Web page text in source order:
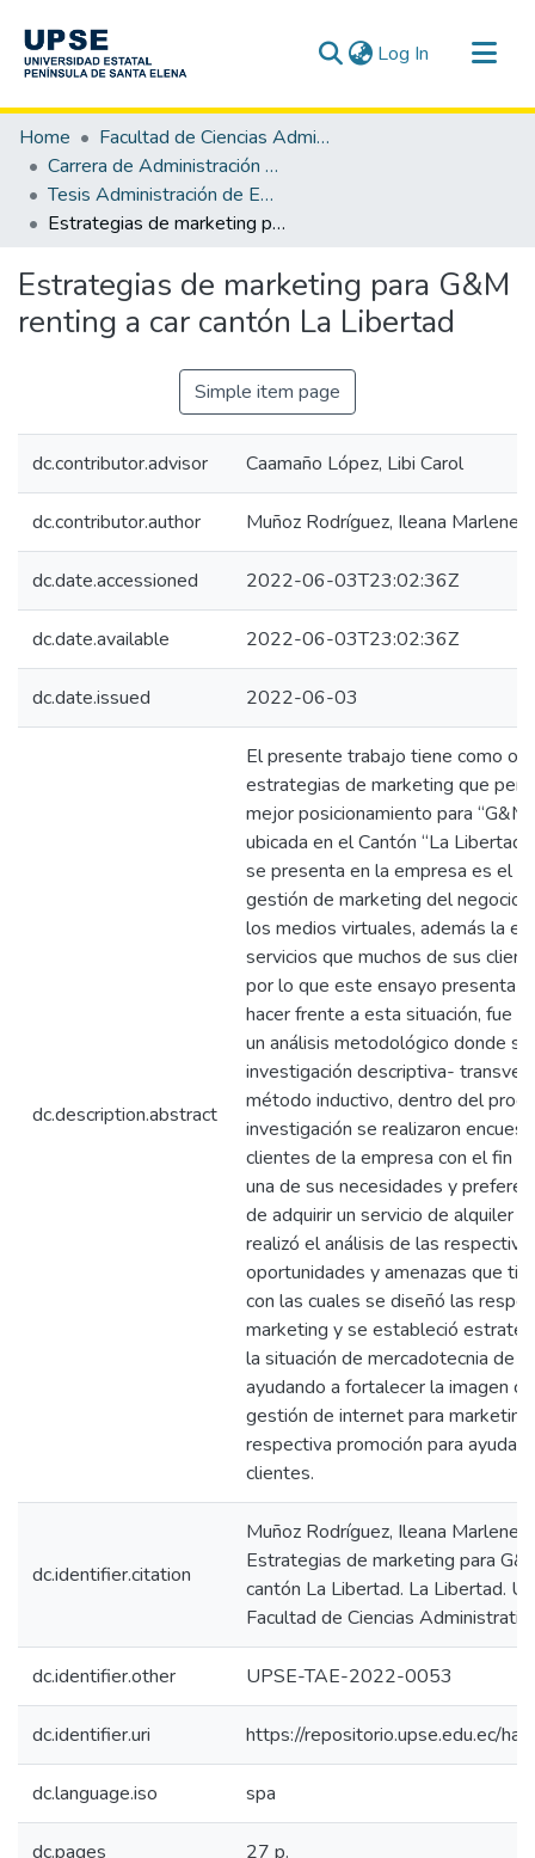
Log In (current)
Communities & Collections
All of DSpace
Statistics
Home
Facultad de Ciencias Administrativas
Carrera de Administración de Empresas
Tesis Administración de Empresas
Estrategias de marketing para G&M renting a car cantón La Libertad
Estrategias de marketing para G&M
renting a car cantón La Libertad
Simple item page
dc.contributor.advisor Caamaño López, Libi Carol
dc.contributor.author Muñoz Rodríguez, Ileana Marlene
dc.date.accessioned 2022-06-03T23:02:36Z
dc.date.available 2022-06-03T23:02:36Z
dc.date.issued 2022-06-03
dc.description.abstract
El presente trabajo tiene como
estrategias de marketing que
mejor posicionamiento para
ubicada en el Cantón “La
se presenta en la empresa es el
gestión de marketing del negocio
los medios virtuales, además la
servicios que muchos de sus
por lo que este ensayo presenta
hacer frente a esta situación, fue
un análisis metodológico donde
investigación descriptiva-
método inductivo, dentro del
investigación se realizaron
clientes de la empresa con el fin
una de sus necesidades y
de adquirir un servicio de alquiler
realizó el análisis de las
oportunidades y amenazas que
con las cuales se diseñó las
marketing y se estableció
la situación de mercadotecnia de
ayudando a fortalecer la imagen
gestión de internet para
respectiva promoción para ayudar
clientes.
dc.identifier.citation
Muñoz Rodríguez, Ileana Marlene
Estrategias de marketing para
cantón La Libertad. La Libertad.
Facultad de Ciencias
dc.identifier.other UPSE-TAE-2022-0053
dc.identifier.uri https://repositorio.upse.edu.ec/
dc.language.iso spa
dc.pages 27 p.